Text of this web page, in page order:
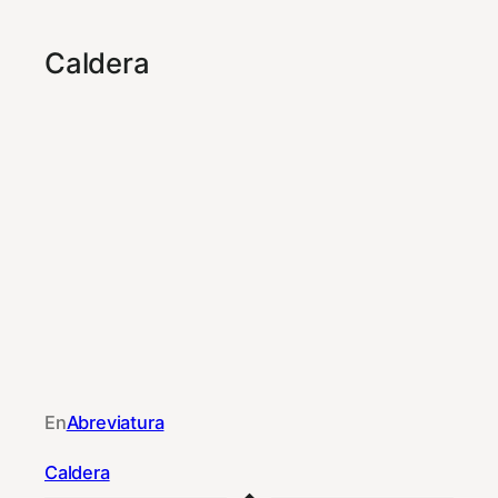
Caldera
EnAbreviatura
Caldera